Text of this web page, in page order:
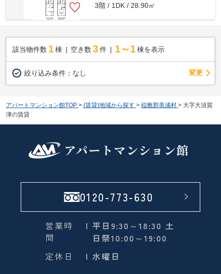
3階 / 1DK / 28.90㎡
該当物件数 1棟 空き数 3 件 1～1 棟を表示
絞り込み条件： なし 変更
アパートマンション館TOP > (賃貸)地域から探す > 稲敷郡美浦村 > 大字大須賀
津の賃貸
0120-773-630
営業時
間
| 平日9:30～18:30 土
日祭10:00～19:00
定休日
| 水曜日